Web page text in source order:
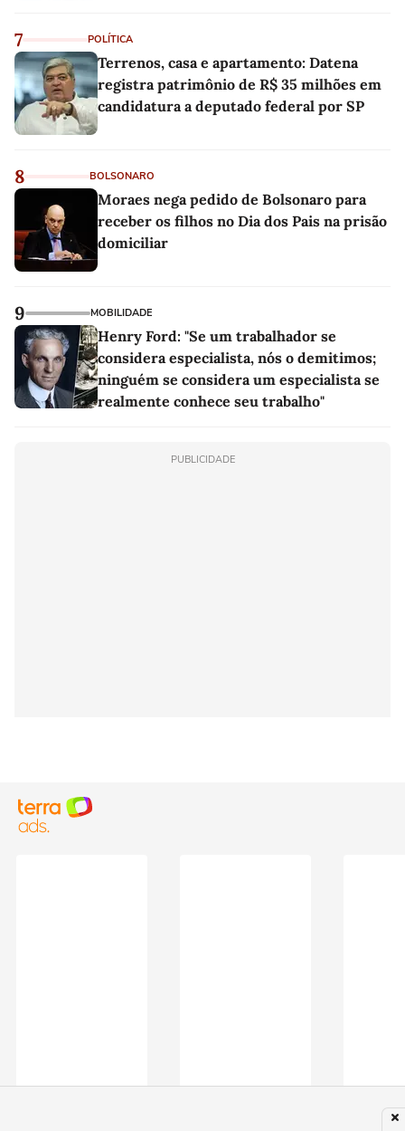
7 POLÍTICA
Terrenos, casa e apartamento: Datena
registra patrimônio de R$ 35 milhões em
candidatura a deputado federal por SP
8 BOLSONARO
Moraes nega pedido de Bolsonaro para
receber os filhos no Dia dos Pais na prisão
domiciliar
9 MOBILIDADE
Henry Ford: "Se um trabalhador se
considera especialista, nós o demitimos;
ninguém se considera um especialista se
realmente conhece seu trabalho"
PUBLICIDADE